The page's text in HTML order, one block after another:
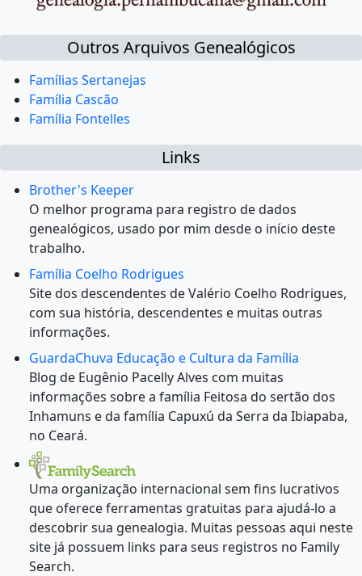
Outros Arquivos Genealógicos
Famílias Sertanejas
Família Cascão
Família Fontelles
Links
Brother's Keeper
O melhor programa para registro de dados
genealógicos, usado por mim desde o início deste
trabalho.
Família Coelho Rodrigues
Site dos descendentes de Valério Coelho Rodrigues,
com sua história, descendentes e muitas outras
informações.
GuardaChuva Educação e Cultura da Família
Blog de Eugênio Pacelly Alves com muitas
informações sobre a família Feitosa do sertão dos
Inhamuns e da família Capuxú da Serra da Ibiapaba,
no Ceará.
Uma organização internacional sem fins lucrativos
que oferece ferramentas gratuitas para ajudá-lo a
descobrir sua genealogia. Muitas pessoas aqui neste
site já possuem links para seus registros no Family
Search.